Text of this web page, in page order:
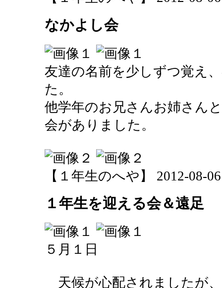
なかよし会
友達の名前を少しずつ覚え
た。
他学年のお兄さんお姉さん
会がありました。
【１年生のへや】 2012-08-
１年生を迎える会＆遠足
５月１日
天候が心配されましたが